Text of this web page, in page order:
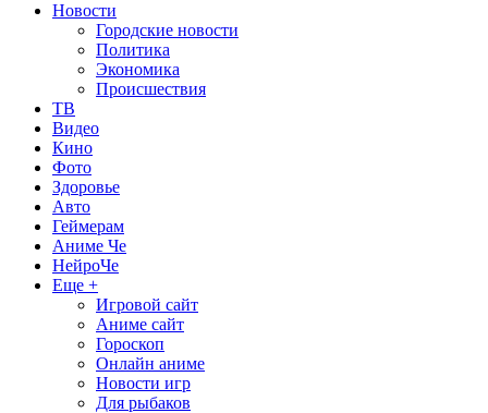
Новости
Городские новости
Политика
Экономика
Происшествия
ТВ
Видео
Кино
Фото
Здоровье
Авто
Геймерам
Аниме Че
НейроЧе
Еще +
Игровой сайт
Аниме сайт
Гороскоп
Онлайн аниме
Новости игр
Для рыбаков